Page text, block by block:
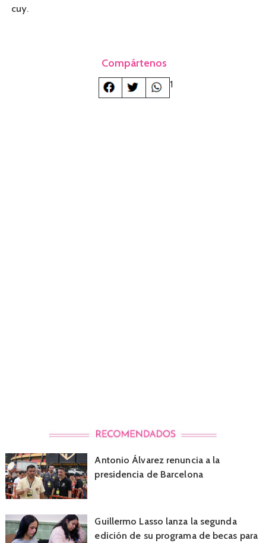
cuy.
Compártenos
1
Antonio Álvarez renuncia a la
presidencia de Barcelona
Guillermo Lasso lanza la segunda
edición de su programa de becas para